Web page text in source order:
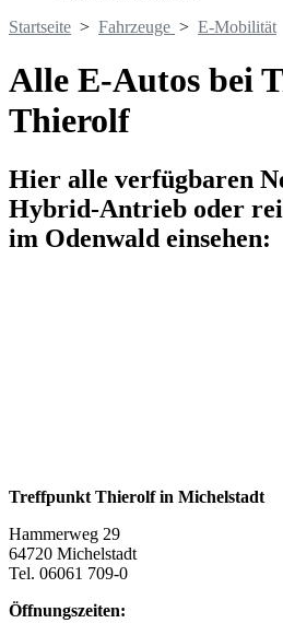
Startseite > Fahrzeuge > E-Mobilität
Alle E-Autos bei
Thierolf
Hier alle verfügbaren
Hybrid-Antrieb oder
im Odenwald einsehen:
Treffpunkt Thierolf in Michelstadt
Hammerweg 29
64720 Michelstadt
Tel. 06061 709-0
Öffnungszeiten: